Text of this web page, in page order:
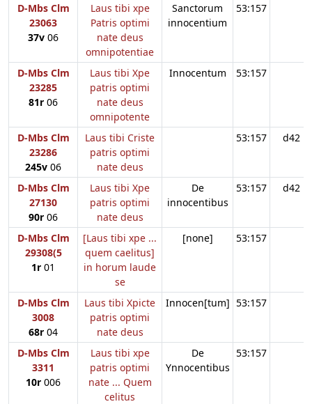
D-Mbs Clm
23063
37v 06
Laus tibi xpe
Patris optimi
nate deus
omnipotentiae
Sanctorum
innocentium
53:157
D-Mbs Clm
23285
81r 06
Laus tibi Xpe
patris optimi
nate deus
omnipotente
Innocentum 53:157
D-Mbs Clm
23286
245v 06
Laus tibi Criste
patris optimi
nate deus
53:157 d42
D-Mbs Clm
27130
90r 06
Laus tibi Xpe
patris optimi
nate deus
De
innocentibus
53:157 d42
D-Mbs Clm
29308(5
1r 01
[Laus tibi xpe ...
quem caelitus]
in horum laude
se
[none] 53:157
D-Mbs Clm
3008
68r 04
Laus tibi Xpicte
patris optimi
nate deus
Innocen[tum] 53:157
D-Mbs Clm
3311
10r 006
Laus tibi xpe
patris optimi
nate ... Quem
celitus
De
Ynnocentibus
53:157